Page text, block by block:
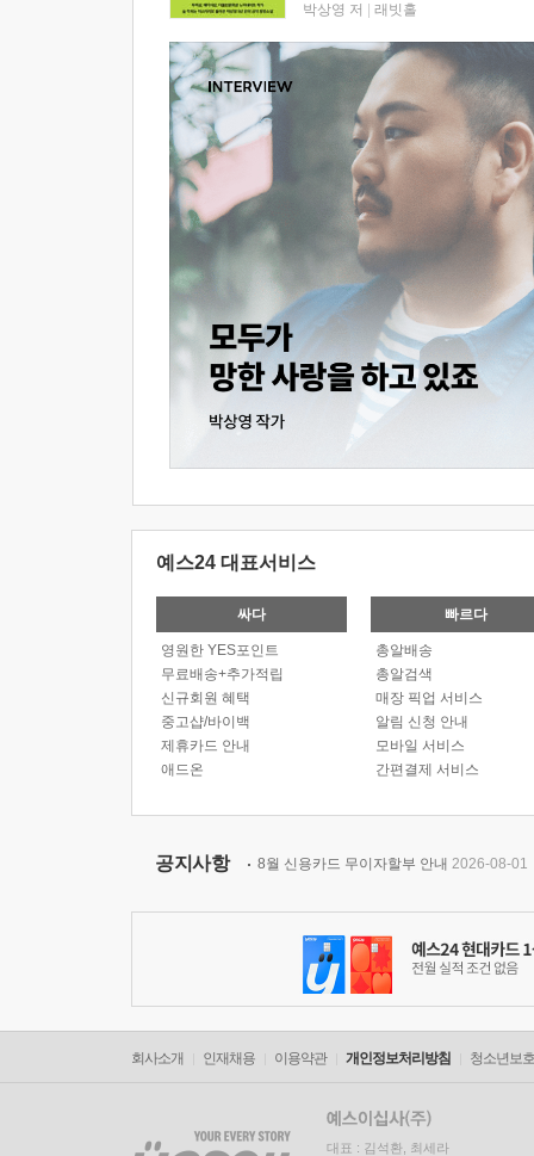
박상영 저 래빗홀
예스24 대표서비스
싸다
영원한 YES포인트
무료배송+추가적립
신규회원 혜택
중고샵/바이백
제휴카드 안내
애드온
빠르다
총알배송
총알검색
매장 픽업 서비스
알림 신청 안내
모바일 서비스
간편결제 서비스
공지사항 8월 신용카드 무이자할부 안내 2026-08-01
회사소개 인재채용 이용약관 개인정보처리방침 청소년보
대표 : 김석환, 최세라